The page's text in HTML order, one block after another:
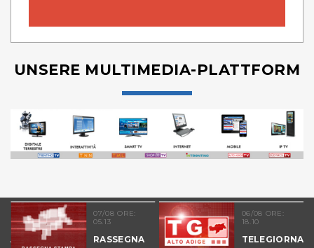
UNSERE MULTIMEDIA-PLATTFORM
07/08 ORE:
05.13
RASSEGNA
06/08 ORE:
18.10